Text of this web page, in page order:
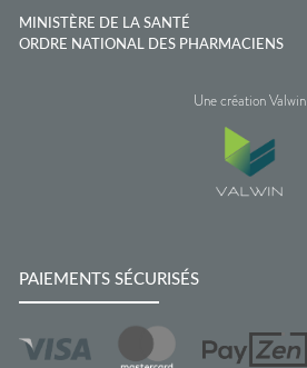
MINISTÈRE DE LA SANTÉ
ORDRE NATIONAL DES PHARMACIENS
Une création Valwin
PAIEMENTS SÉCURISÉS